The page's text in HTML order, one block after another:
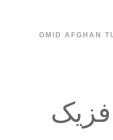
OMID AFGHAN